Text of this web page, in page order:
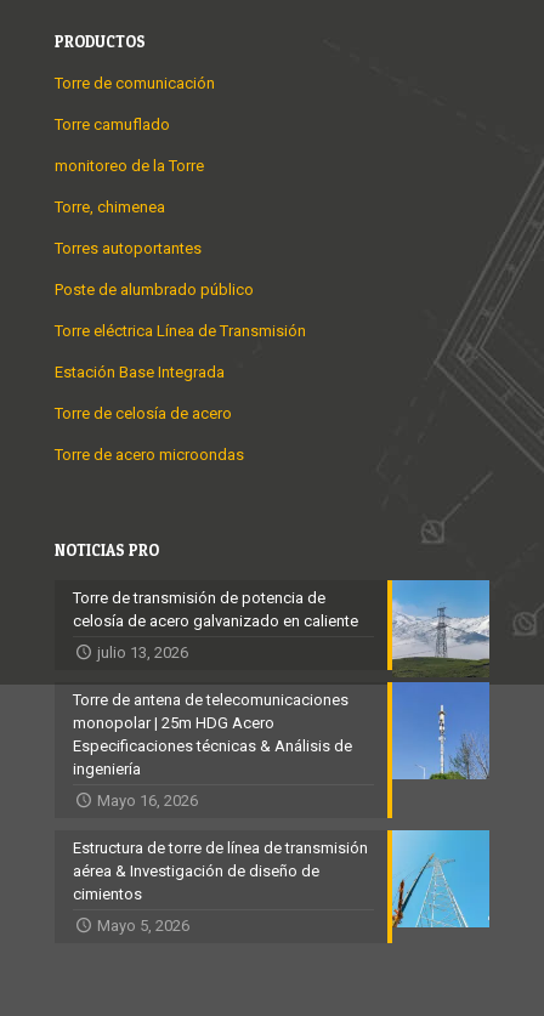
PRODUCTOS
Torre de comunicación
Torre camuflado
monitoreo de la Torre
Torre, chimenea
Torres autoportantes
Poste de alumbrado público
Torre eléctrica Línea de Transmisión
Estación Base Integrada
Torre de celosía de acero
Torre de acero microondas
NOTICIAS PRO
Torre de transmisión de potencia de
celosía de acero galvanizado en caliente
julio 13, 2026
Torre de antena de telecomunicaciones
monopolar | 25m HDG Acero
Especificaciones técnicas & Análisis de
ingeniería
Mayo 16, 2026
Estructura de torre de línea de transmisión
aérea & Investigación de diseño de
cimientos
Mayo 5, 2026